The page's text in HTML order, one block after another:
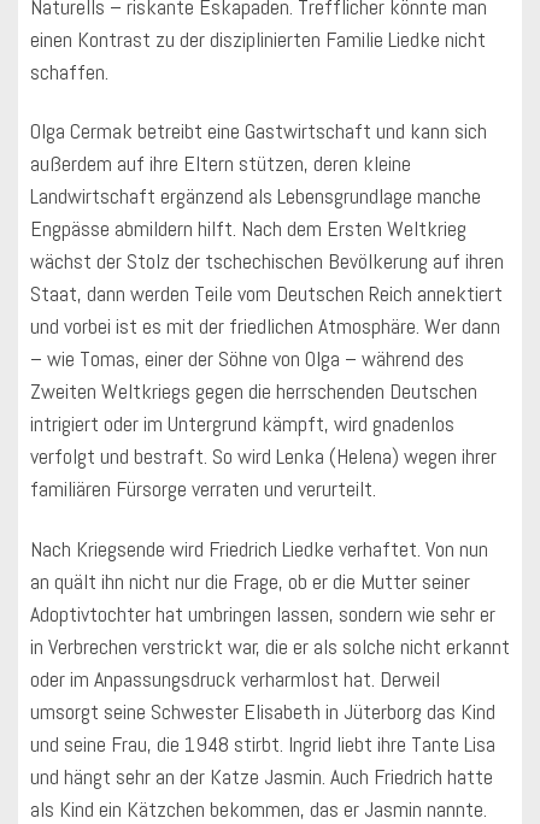
Naturells – riskante Eskapaden. Trefflicher könnte man
einen Kontrast zu der disziplinierten Familie Liedke nicht
schaffen.
Olga Cermak betreibt eine Gastwirtschaft und kann sich
außerdem auf ihre Eltern stützen, deren kleine
Landwirtschaft ergänzend als Lebensgrundlage manche
Engpässe abmildern hilft. Nach dem Ersten Weltkrieg
wächst der Stolz der tschechischen Bevölkerung auf ihren
Staat, dann werden Teile vom Deutschen Reich annektiert
und vorbei ist es mit der friedlichen Atmosphäre. Wer dann
– wie Tomas, einer der Söhne von Olga – während des
Zweiten Weltkriegs gegen die herrschenden Deutschen
intrigiert oder im Untergrund kämpft, wird gnadenlos
verfolgt und bestraft. So wird Lenka (Helena) wegen ihrer
familiären Fürsorge verraten und verurteilt.
Nach Kriegsende wird Friedrich Liedke verhaftet. Von nun
an quält ihn nicht nur die Frage, ob er die Mutter seiner
Adoptivtochter hat umbringen lassen, sondern wie sehr er
in Verbrechen verstrickt war, die er als solche nicht erkannt
oder im Anpassungsdruck verharmlost hat. Derweil
umsorgt seine Schwester Elisabeth in Jüterborg das Kind
und seine Frau, die 1948 stirbt. Ingrid liebt ihre Tante Lisa
und hängt sehr an der Katze Jasmin. Auch Friedrich hatte
als Kind ein Kätzchen bekommen, das er Jasmin nannte.